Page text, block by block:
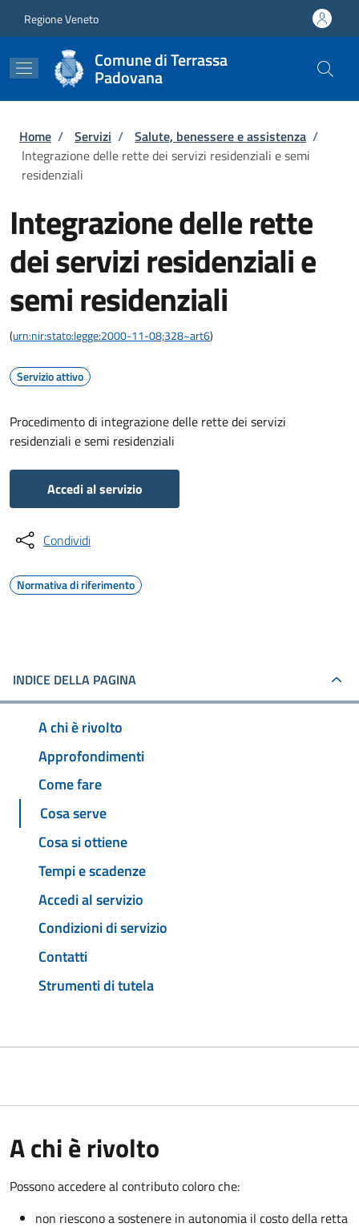
Regione Veneto
Comune di Terrassa
Padovana
Briciole di pane
Home / Servizi / Salute, benessere e assistenza /
Integrazione delle rette dei servizi residenziali e semi
residenziali
Integrazione delle rette
dei servizi residenziali e
semi residenziali
(urn:nir:stato:legge:2000-11-08;328~art6)
Servizio attivo
Procedimento di integrazione delle rette dei servizi
residenziali e semi residenziali
Accedi al servizio
Condividi
Normativa di riferimento
INDICE DELLA PAGINA
A chi è rivolto
Approfondimenti
Come fare
Cosa serve
Cosa si ottiene
Tempi e scadenze
Accedi al servizio
Condizioni di servizio
Contatti
Strumenti di tutela
A chi è rivolto
Possono accedere al contributo coloro che:
non riescono a sostenere in autonomia il costo della retta